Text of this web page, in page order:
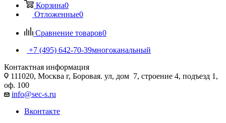
Корзина0
Отложенные0
Сравнение товаров0
+7 (495) 642-70-39многоканальный
Контактная информация
111020, Москва г, Боровая. ул, дом 7, строение 4, подъезд 1,
оф. 100
info@sec-s.ru
Вконтакте